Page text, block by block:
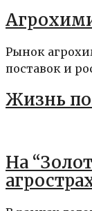
Рынок
поставок и
Жизнь
На